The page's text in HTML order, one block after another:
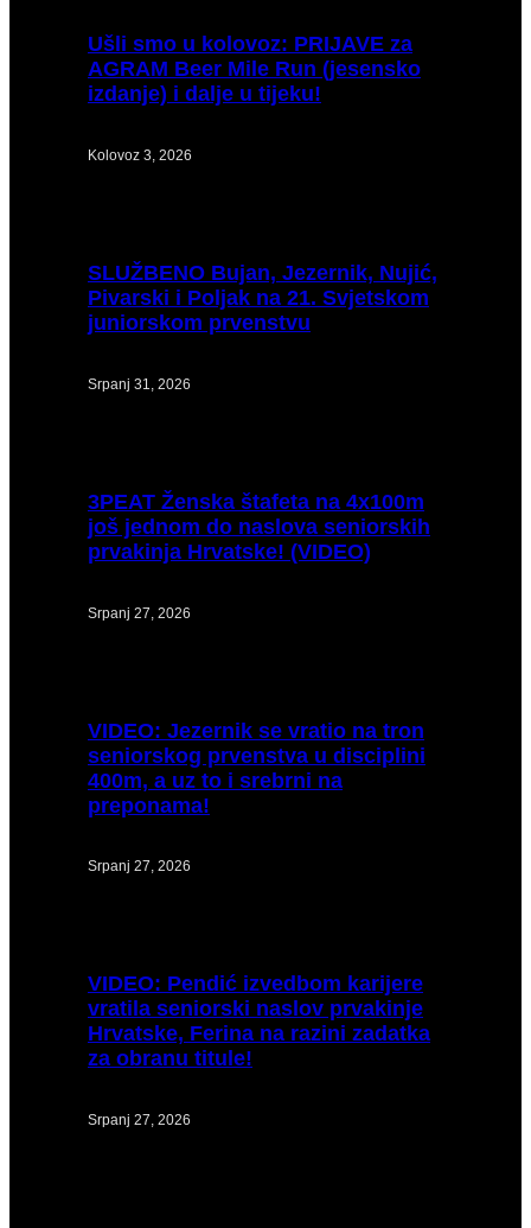
Ušli smo u kolovoz: PRIJAVE za
AGRAM Beer Mile Run (jesensko
izdanje) i dalje u tijeku!
Kolovoz 3, 2026
SLUŽBENO Bujan, Jezernik, Nujić,
Pivarski i Poljak na 21. Svjetskom
juniorskom prvenstvu
Srpanj 31, 2026
3PEAT Ženska štafeta na 4x100m
još jednom do naslova seniorskih
prvakinja Hrvatske! (VIDEO)
Srpanj 27, 2026
VIDEO: Jezernik se vratio na tron
seniorskog prvenstva u disciplini
400m, a uz to i srebrni na
preponama!
Srpanj 27, 2026
VIDEO: Pendić izvedbom karijere
vratila seniorski naslov prvakinje
Hrvatske, Ferina na razini zadatka
za obranu titule!
Srpanj 27, 2026